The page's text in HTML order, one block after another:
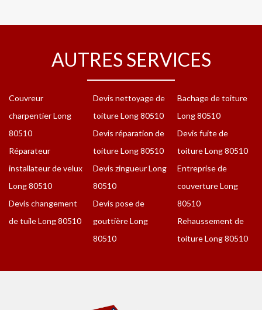
AUTRES SERVICES
Couvreur
charpentier Long
80510
Réparateur
installateur de velux
Long 80510
Devis changement
de tuile Long 80510
Devis nettoyage de
toiture Long 80510
Devis réparation de
toiture Long 80510
Devis zingueur Long
80510
Devis pose de
gouttière Long
80510
Bachage de toiture
Long 80510
Devis fuite de
toiture Long 80510
Entreprise de
couverture Long
80510
Rehaussement de
toiture Long 80510